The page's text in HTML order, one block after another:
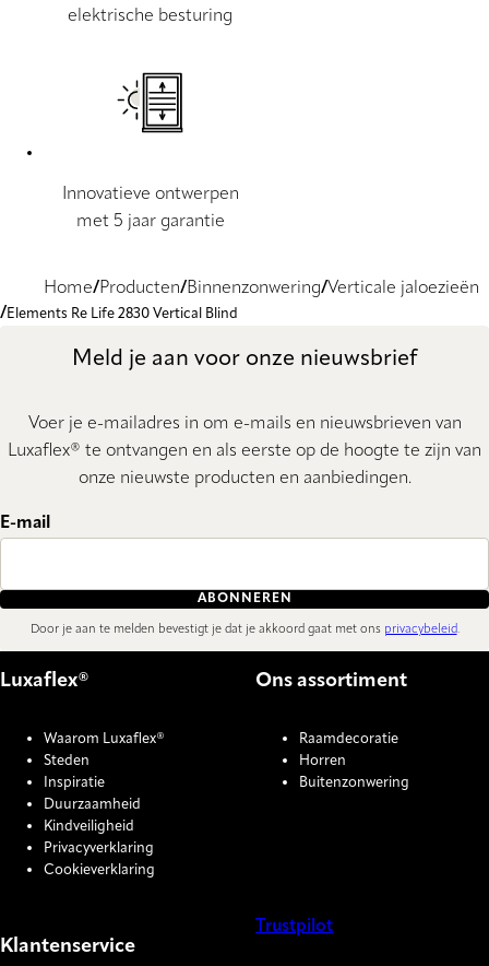
elektrische besturing
Innovatieve ontwerpen
met 5 jaar garantie
Home Producten Binnenzonwering Verticale jaloezieën
Elements Re Life 2830 Vertical Blind
Meld je aan voor onze nieuwsbrief
Voer je e-mailadres in om e-mails en nieuwsbrieven van
Luxaflex® te ontvangen en als eerste op de hoogte te zijn van
onze nieuwste producten en aanbiedingen.
E-mail
ABONNEREN
Door je aan te melden bevestigt je dat je akkoord gaat met ons privacybeleid.
Luxaflex®
Waarom Luxaflex®
Steden
Inspiratie
Duurzaamheid
Kindveiligheid
Privacyverklaring
Cookieverklaring
Ons assortiment
Raamdecoratie
Horren
Buitenzonwering
Klantenservice
Trustpilot